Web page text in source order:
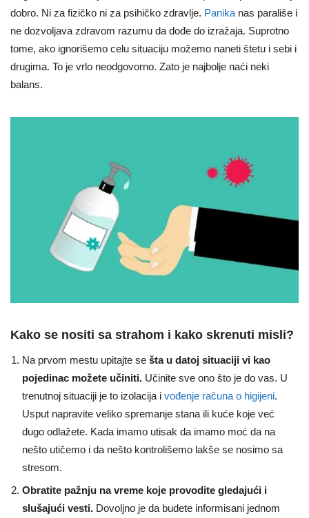
dobro. Ni za fizičko ni za psihičko zdravlje. Panika nas parališe i
ne dozvoljava zdravom razumu da dođe do izražaja. Suprotno
tome, ako ignorišemo celu situaciju možemo naneti štetu i sebi i
drugima. To je vrlo neodgovorno. Zato je najbolje naći neki
balans.
Kako se nositi sa strahom i kako skrenuti misli?
Na prvom mestu upitajte se šta u datoj situaciji vi kao
pojedinac možete učiniti. Učinite sve ono što je do vas. U
trenutnoj situaciji je to izolacija i vođenje računa o higijeni.
Usput napravite veliko spremanje stana ili kuće koje već
dugo odlažete. Kada imamo utisak da imamo moć da na
nešto utičemo i da nešto kontrolišemo lakše se nosimo sa
stresom.
Obratite pažnju na vreme koje provodite gledajući i
slušajući vesti. Dovoljno je da budete informisani jednom